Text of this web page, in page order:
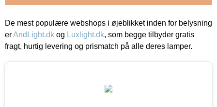
De mest populære webshops i øjeblikket inden for belysning
erAndLight.dk og Luxlight.dk, som begge tilbyder gratis
fragt, hurtig levering og prismatch på alle deres lamper.